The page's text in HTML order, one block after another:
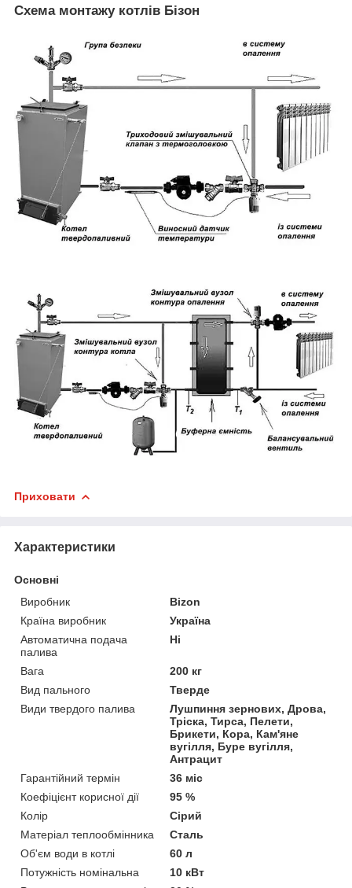
Схема монтажу котлів Бізон
Приховати
Характеристики
Основні
Виробник
Bizon
Країна виробник
Україна
Автоматична подача
палива
Ні
Вага
200 кг
Вид пального
Тверде
Види твердого палива
Лушпиння зернових, Дрова,
Тріска, Тирса, Пелети,
Брикети, Кора, Кам'яне
вугілля, Буре вугілля,
Антрацит
Гарантійний термін
36 міс
Коефіцієнт корисної дії
95 %
Колір
Сірий
Матеріал теплообмінника
Сталь
Об'єм води в котлі
60 л
Потужність номінальна
10 кВт